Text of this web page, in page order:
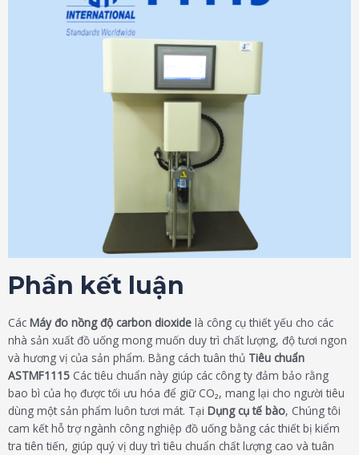
Phần kết luận
Các Máy đo nồng độ carbon dioxide là công cụ thiết yếu cho các
nhà sản xuất đồ uống mong muốn duy trì chất lượng, độ tươi ngon
và hương vị của sản phẩm. Bằng cách tuân thủ Tiêu chuẩn
ASTMF1115 Các tiêu chuẩn này giúp các công ty đảm bảo rằng
bao bì của họ được tối ưu hóa để giữ CO₂, mang lại cho người tiêu
dùng một sản phẩm luôn tươi mát. Tại Dụng cụ tế bào, Chúng tôi
cam kết hỗ trợ ngành công nghiệp đồ uống bằng các thiết bị kiểm
tra tiên tiến, giúp quý vị duy trì tiêu chuẩn chất lượng cao và tuân